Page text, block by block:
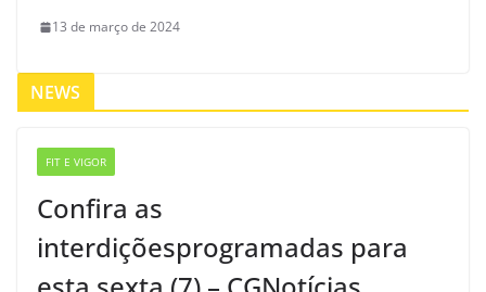
13 de março de 2024
NEWS
FIT E VIGOR
Confira as
interdiçõesprogramadas para